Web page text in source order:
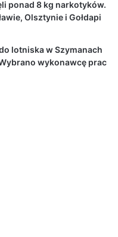
ponad 8 kg narkotyków.
Olsztynie i Gołdapi
lotniska w Szymanach
wykonawcę prac